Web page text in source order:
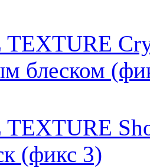
блеском
(фикс 3)